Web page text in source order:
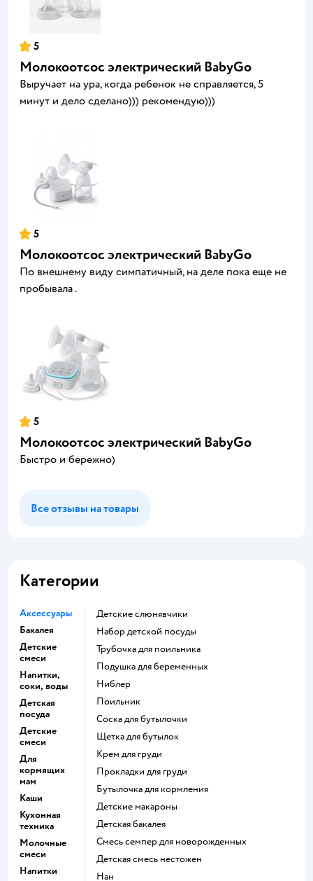
5
Молокоотсос электрический BabyGo
Выручает на ура, когда ребенок не справляется, 5
минут и дело сделано))) рекомендую)))
5
Молокоотсос электрический BabyGo
По внешнему виду симпатичный, на деле пока еще не
пробывала .
5
Молокоотсос электрический BabyGo
Быстро и бережно)
Все отзывы на товары
Категории
Аксессуары
Бакалея
Детские
смеси
Напитки,
соки, воды
Детская
посуда
Детские
смеси
Для
кормящих
мам
Каши
Кухонная
техника
Молочные
смеси
Напитки
Детские слюнявчики
набор детской посуды
трубочка для поильника
подушка для беременных
ниблер
поильник
соска для бутылочки
щетка для бутылок
крем для груди
прокладки для груди
бутылочка для кормления
детские макароны
детская бакалея
смесь семпер для новорожденных
детская смесь нестожен
нан